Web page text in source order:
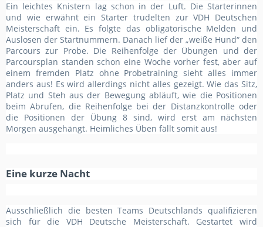
Ein leichtes Knistern lag schon in der Luft. Die Starterinnen
und wie erwähnt ein Starter trudelten zur VDH Deutschen
Meisterschaft ein. Es folgte das obligatorische Melden und
Auslosen der Startnummern. Danach lief der „weiße Hund“ den
Parcours zur Probe. Die Reihenfolge der Übungen und der
Parcoursplan standen schon eine Woche vorher fest, aber auf
einem fremden Platz ohne Probetraining sieht alles immer
anders aus! Es wird allerdings nicht alles gezeigt. Wie das Sitz,
Platz und Steh aus der Bewegung abläuft, wie die Positionen
beim Abrufen, die Reihenfolge bei der Distanzkontrolle oder
die Positionen der Übung 8 sind, wird erst am nächsten
Morgen ausgehängt. Heimliches Üben fällt somit aus!
Eine kurze Nacht
Ausschließlich die besten Teams Deutschlands qualifizieren
sich für die VDH Deutsche Meisterschaft. Gestartet wird